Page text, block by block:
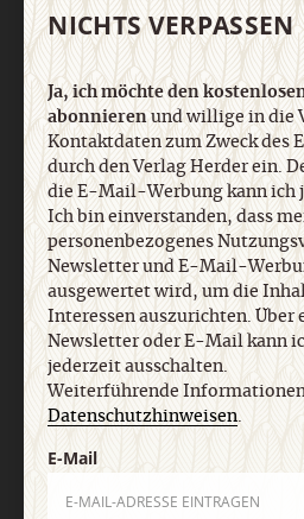
Vertrag widerrufen
NICHTS VERPASSEN
Ja, ich möchte den
abonnierenund willige in die
Kontaktdaten zum Zweck
durch den Verlag Herder ein.
die E-Mail-Werbung kann ich
Ich bin einverstanden, dass
personenbezogenes
Newsletter und E-Mail-
ausgewertet wird, um die
Interessen auszurichten. Über
Newsletter oder E-Mail kann
jederzeit ausschalten.
Weiterführende
Datenschutzhinweisen.
E-Mail